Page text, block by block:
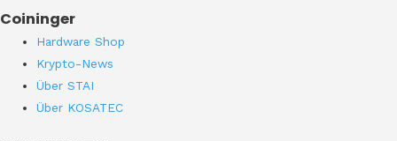
Coininger
Hardware Shop
Krypto-News
Über STAI
Über KOSATEC